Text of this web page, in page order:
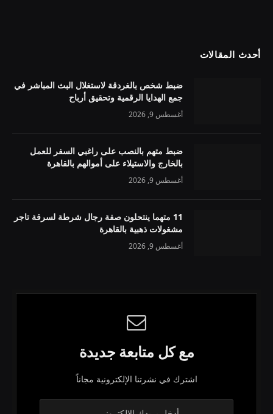
أحدث المقالات
ضبط شخص بالغردقة لاستغلال البث المباشر في
جمع الهدايا الرقمية وتحقيق أرباح
أغسطس 9, 2026
ضبط متهم بالنصب على راغبي السفر للعمل
بالخارج والاستيلاء على أموالهم بالقاهرة
أغسطس 9, 2026
11 متهما ينتحلون صفة رجال شرطة لسرقة تاجر
مشغولات ذهبية بالقاهرة
أغسطس 9, 2026
مع كل متابعة جديدة
اشترك في نشرتنا الإلكترونية مجاناً